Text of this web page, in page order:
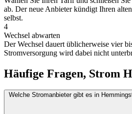
ab. Der neue Anbieter kündigt Ihren
selbst.
4
Wechsel abwarten
Der Wechsel dauert üblicherweise vier
Stromversorgung wird dabei nicht
Häufige Fragen, Strom
Welche Stromanbieter gibt es in